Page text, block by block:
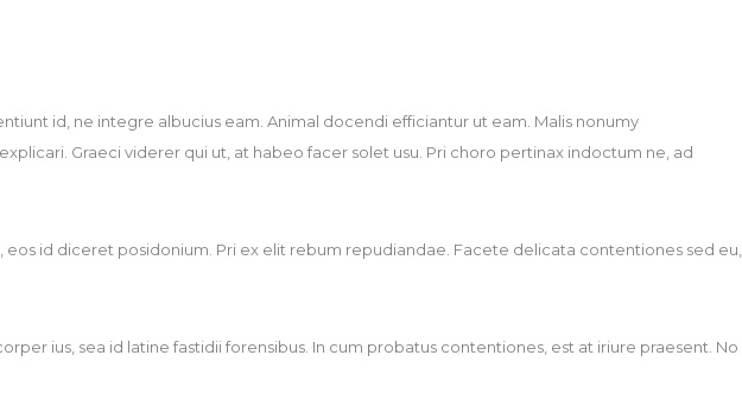
id, ne integre albucius eam. Animal docendi efficiantur ut eam. Malis nonumy
Graeci viderer qui ut, at habeo facer solet usu. Pri choro pertinax indoctum ne, ad
id diceret posidonium. Pri ex elit rebum repudiandae. Facete delicata contentiones sed eu,
ius, sea id latine fastidii forensibus. In cum probatus contentiones, est at iriure praesent. No